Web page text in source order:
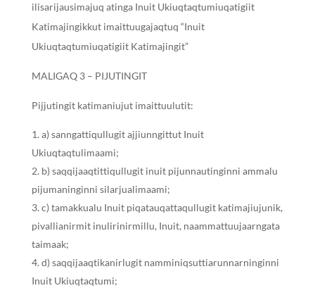
ilisarijausimajuq atinga Inuit Ukiuqtaqtumiuqatigiit
Katimajingikkut imaittuugajaqtuq “Inuit
Ukiuqtaqtumiuqatigiit Katimajingit”
MALIGAQ 3 – PIJUTINGIT
Pijjutingit katimaniujut imaittuulutit:
a) sanngattiqullugit ajjiunngittut Inuit
Ukiuqtaqtulimaami;
b) saqqijaaqtittiqullugit inuit pijunnautinginni ammalu
pijumaninginni silarjualimaami;
c) tamakkualu Inuit piqatauqattaqullugit katimajiujunik,
pivallianirmit inulirinirmillu, Inuit, naammattuujaarngata
taimaak;
d) saqqijaaqtikanirlugit namminiqsuttiarunnarninginni
Inuit Ukiuqtaqtumi;